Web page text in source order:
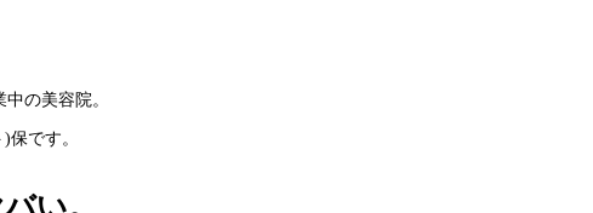
の美容院。
です。